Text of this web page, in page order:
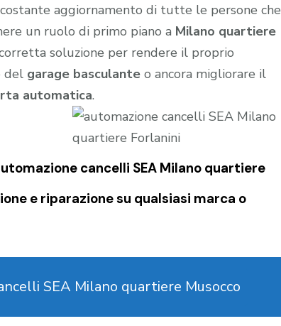
aggiornamento di tutte le persone che
un ruolo di primo piano a Milano quartiere
soluzione per rendere il proprio
del garage basculante o ancora migliorare il
automatica.
cancelli SEA Milano quartiere
e riparazione su qualsiasi marca o
SEA Milano quartiere Musocco